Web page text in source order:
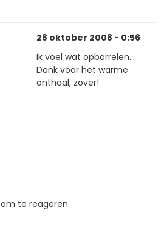
28 oktober 2008 - 0:56
Ik voel wat opborrelen...
Dank voor het warme
onthaal, zover!
om te reageren